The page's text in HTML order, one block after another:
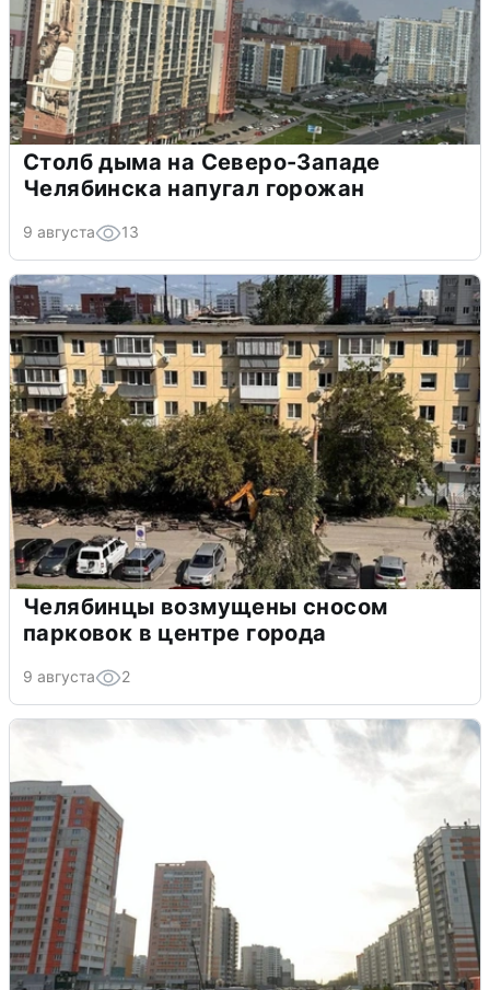
Столб дыма на Северо-Западе
Челябинска напугал горожан
9 августа 13
Челябинцы возмущены сносом
парковок в центре города
9 августа 2